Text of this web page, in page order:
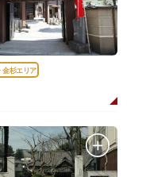
金杉エリア